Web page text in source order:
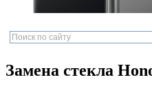
Замена стекла